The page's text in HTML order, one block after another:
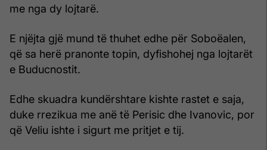
me nga dy lojtarë.
E njëjta gjë mund të thuhet edhe për Soboëalen,
që sa herë pranonte topin, dyfishohej nga lojtarët
e Buducnostit.
Edhe skuadra kundërshtare kishte rastet e saja,
duke rrezikua me anë të Perisic dhe Ivanovic, por
që Veliu ishte i sigurt me pritjet e tij.